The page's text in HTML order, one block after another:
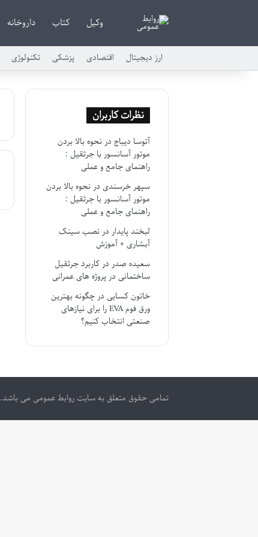
وکیل کتاب داروخانه
ارز دیجیتال اقتصادی پزشکی تکنولوژی
نظرات کاربران
آتوسا دیباج درنحوه بالا بردن
موتور آسانسور با جرثقیل :
راهنمای جامع و عملی
سپهر خرسندی درنحوه بالا بردن
موتور آسانسور با جرثقیل :
راهنمای جامع و عملی
لبخند پایدار درنصب سینک
آبشاری + آموزش
سعیده صدر درکاربرد جرثقیل
ساختمانی در پروژه های عمرانی
خاتون کسایی درچگونه بهترین
ورق فوم EVA را برای نیازهای
صنعتی انتخاب کنیم؟
تمامی حقوق متعلق به سایت روابط عمومی می باشد.